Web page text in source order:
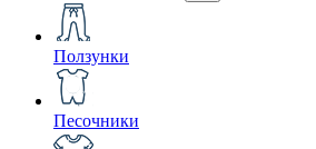
Ползунки
Песочники